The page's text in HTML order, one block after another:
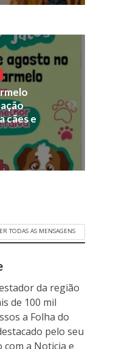
cães e
TODAS AS MENSAGENS
da região
de 100 mil
a Folha do
pelo seu
a Noticia e